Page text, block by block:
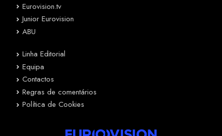
Eurovision.tv
Junior Eurovision
ABU
Linha Editorial
Equipa
Contactos
Regras de comentários
Política de Cookies